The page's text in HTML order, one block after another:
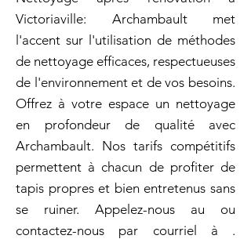
Victoriaville: Archambault met
l'accent sur l'utilisation de méthodes
de nettoyage efficaces, respectueuses
de l'environnement et de vos besoins.
Offrez à votre espace un nettoyage
en profondeur de qualité avec
Archambault. Nos tarifs compétitifs
permettent à chacun de profiter de
tapis propres et bien entretenus sans
se ruiner. Appelez-nous au ou
contactez-nous par courriel à .